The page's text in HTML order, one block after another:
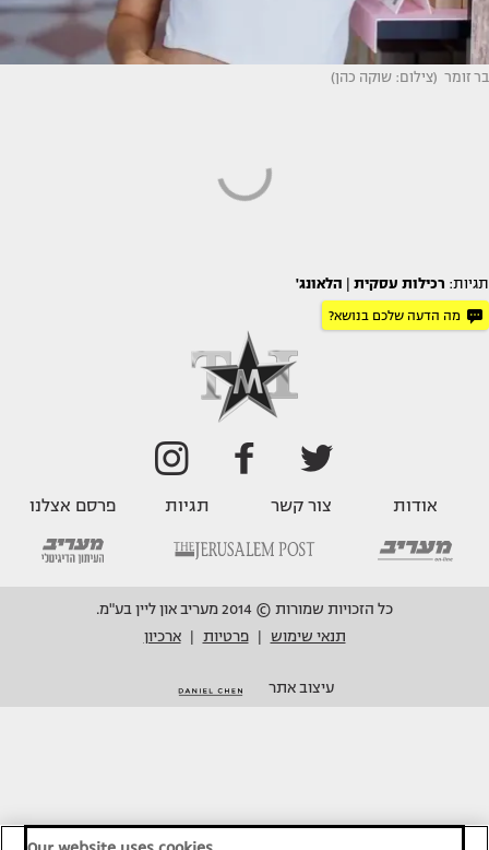
בר זומר (צילום: שוקה כהן)
תגיות: רכילות עסקית הלאונג'
מה הדעה שלכם בנושא?
אודות צור קשר תגיות פרסם אצלנו
כל הזכויות שמורות © 2014 מעריב און ליין בע"מ.
תנאי שימוש
פרטיות ארכיון
עיצוב אתר